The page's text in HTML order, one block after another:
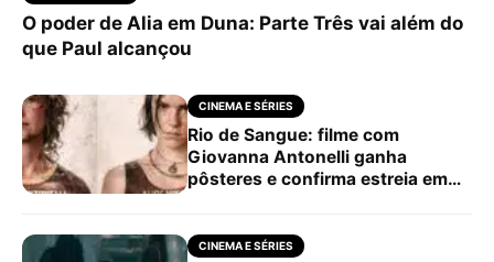
O poder de Alia em Duna: Parte Três vai além do
que Paul alcançou
CINEMA E SÉRIES
Rio de Sangue: filme com
Giovanna Antonelli ganha
pôsteres e confirma estreia em
CINEMA E SÉRIES